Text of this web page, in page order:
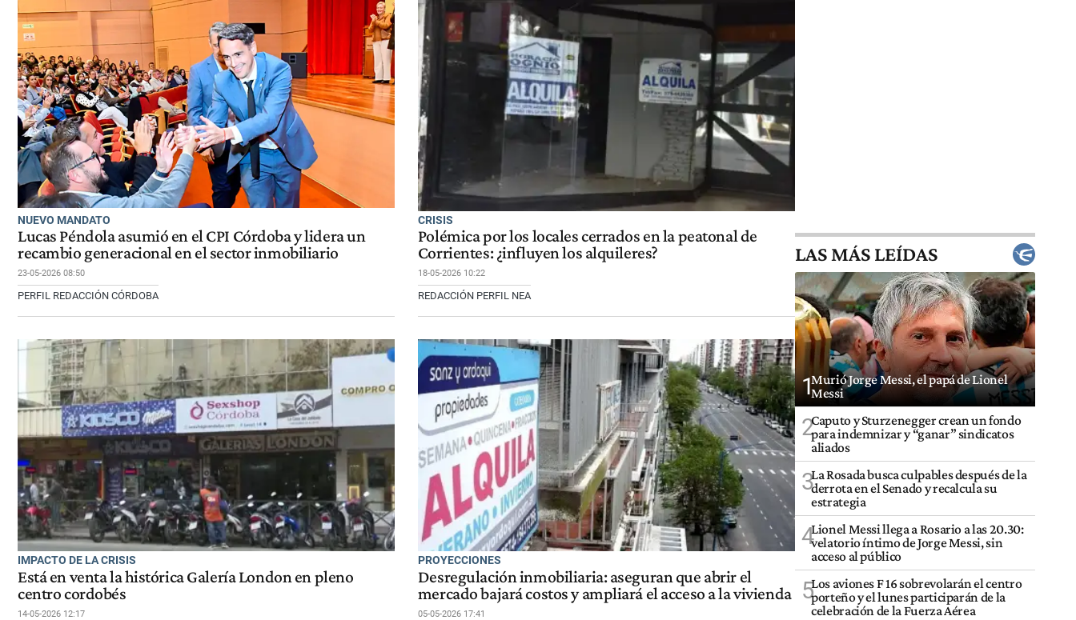
NUEVO MANDATO
Lucas Péndola asumió en el CPI Córdoba y lidera un
recambio generacional en el sector inmobiliario
23-05-2026 08:50
PERFIL REDACCIÓN CÓRDOBA
CRISIS
Polémica por los locales cerrados en la peatonal de
Corrientes: ¿influyen los alquileres?
18-05-2026 10:22
REDACCIÓN PERFIL NEA
IMPACTO DE LA CRISIS
Está en venta la histórica Galería London en pleno
centro cordobés
14-05-2026 12:17
PROYECCIONES
Desregulación inmobiliaria: aseguran que abrir el
mercado bajará costos y ampliará el acceso a la vivienda
05-05-2026 17:41
LAS MÁS LEÍDAS
1Murió Jorge Messi, el papá de Lionel
Messi
2Caputo y Sturzenegger crean un fondo
para indemnizar y “ganar” sindicatos
aliados
3La Rosada busca culpables después de la
derrota en el Senado y recalcula su
estrategia
4Lionel Messi llega a Rosario a las 20.30:
velatorio íntimo de Jorge Messi, sin
acceso al público
5Los aviones F 16 sobrevolarán el centro
porteño y el lunes participarán de la
celebración de la Fuerza Aérea